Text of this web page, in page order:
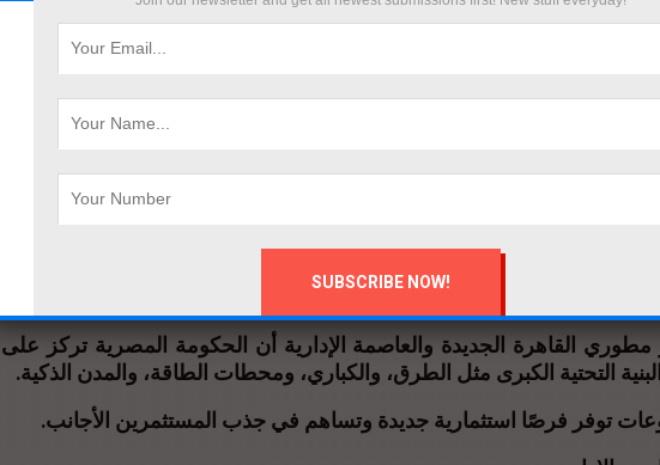
تكلفة الاقتراض للأفراد والشركات، مما يبطئ من نمو المبيعات السكنية
على العقارات:
مثل العاصمة الإدارية الجديدة، والعلمين الجديدة، ومدينة الجلالة.
الطلب المستمر على الإسكان.
القاهرة الجديدة والعاصمة الإدارية أن الحكومة المصرية تركز على
التحتية الكبرى مثل الطرق، والكباري، ومحطات الطاقة، والمدن الذكية.
توفر فرصًا استثمارية جديدة وتساهم في جذب المستثمرين الأجانب.